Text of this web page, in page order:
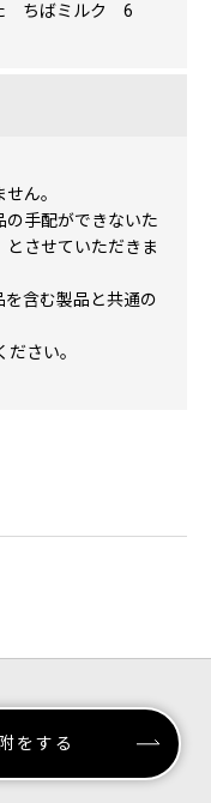
た ちばミルク 6
ん。
手配ができないた
させていただきま
含む製品と共通の
さい。
をする